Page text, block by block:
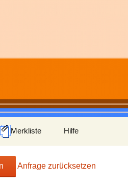
Merkliste Hilfe
Anfrage zurücksetzen